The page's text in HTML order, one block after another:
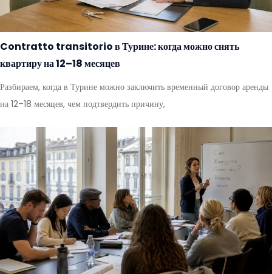
Contratto transitorio в Турине: когда можно снять
квартиру на 12–18 месяцев
Разбираем, когда в Турине можно заключить временный договор аренды
на 12–18 месяцев, чем подтвердить причину,